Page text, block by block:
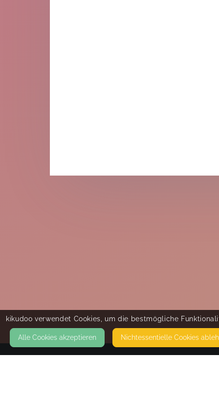
kikudoo verwendet Cookies, um die bestmögliche
Alle Cookies akzeptieren Nicht­essentielle Cookies